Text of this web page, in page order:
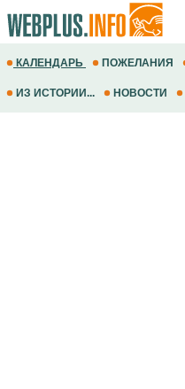
КАЛЕНДАРЬ ПОЖЕЛАНИЯ
ИЗ ИСТОРИИ... НОВОСТИ